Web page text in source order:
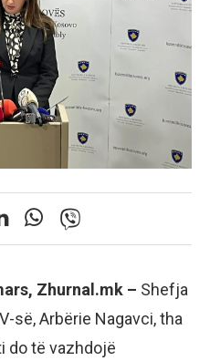
Zhurnal.mk – Shefja
së, Arbërie Nagavci, tha
do të vazhdojë